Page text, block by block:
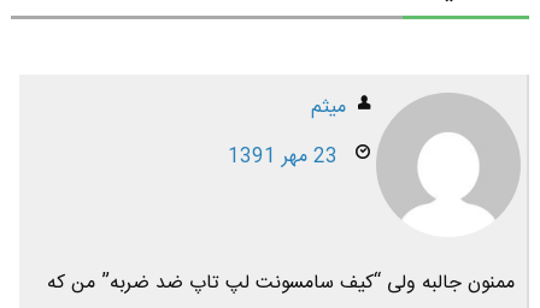
میثم
23 مهر 1391
ممنون جالبه ولی “کیف سامسونت لپ تاپ ضد ضربه” من که